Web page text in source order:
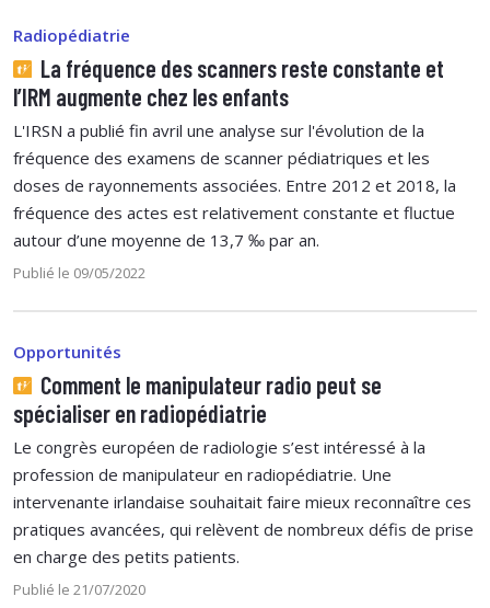
Radiopédiatrie
La fréquence des scanners reste constante et
l’IRM augmente chez les enfants
L'IRSN a publié fin avril une analyse sur l'évolution de la
fréquence des examens de scanner pédiatriques et les
doses de rayonnements associées. Entre 2012 et 2018, la
fréquence des actes est relativement constante et fluctue
autour d’une moyenne de 13,7 ‰ par an.
Publié le 09/05/2022
Opportunités
Comment le manipulateur radio peut se
spécialiser en radiopédiatrie
Le congrès européen de radiologie s’est intéressé à la
profession de manipulateur en radiopédiatrie. Une
intervenante irlandaise souhaitait faire mieux reconnaître ces
pratiques avancées, qui relèvent de nombreux défis de prise
en charge des petits patients.
Publié le 21/07/2020